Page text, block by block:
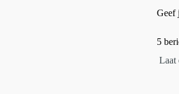
Geef
5
Laat